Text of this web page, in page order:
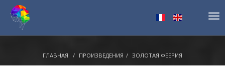
ГЛАВНАЯ ПРОИЗВЕДЕНИЯ ЗОЛОТАЯ ФЕЕРИЯ